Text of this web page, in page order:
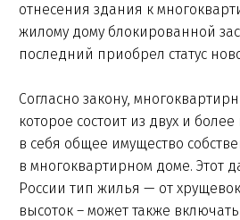
отнесения здания к
жилому дому блокированной
последний приобрел статус
Согласно закону,
которое состоит из двух и
в себя общее имущество
в многоквартирном доме. Этот
России тип жилья — от
высоток – может также